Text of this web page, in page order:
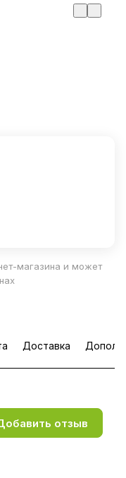
магазина и может
Доставка
отзыв